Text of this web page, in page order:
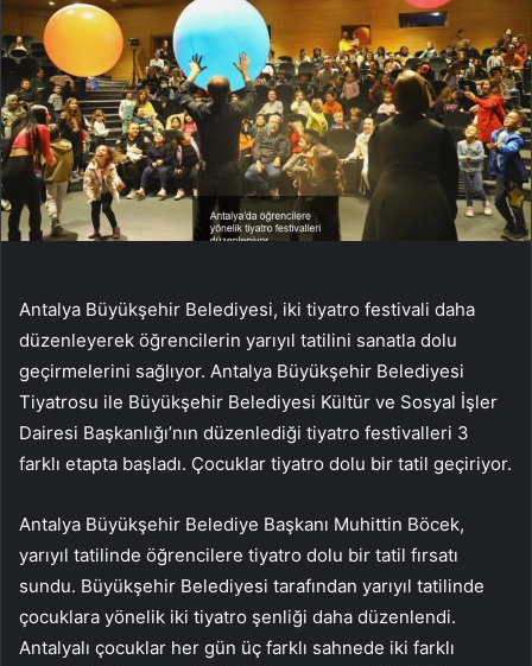
Antalya Büyükşehir Belediyesi, iki tiyatro festivali daha
düzenleyerek öğrencilerin yarıyıl tatilini sanatla dolu
geçirmelerini sağlıyor. Antalya Büyükşehir Belediyesi
Tiyatrosu ile Büyükşehir Belediyesi Kültür ve Sosyal İşler
Dairesi Başkanlığı’nın düzenlediği tiyatro festivalleri 3
farklı etapta başladı. Çocuklar tiyatro dolu bir tatil geçiriyor.
Antalya Büyükşehir Belediye Başkanı Muhittin Böcek,
yarıyıl tatilinde öğrencilere tiyatro dolu bir tatil fırsatı
sundu. Büyükşehir Belediyesi tarafından yarıyıl tatilinde
çocuklara yönelik iki tiyatro şenliği daha düzenlendi.
Antalyalı çocuklar her gün üç farklı sahnede iki farklı